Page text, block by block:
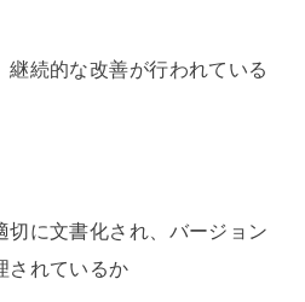
続的な改善が行われている
切に文書化され、バージョン
されているか